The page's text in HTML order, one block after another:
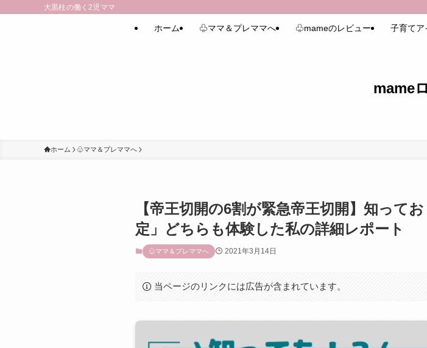
大黒柱の働く2児ママ
mame
ホーム ♧ママ＆プレママへ ♧mameのレビュー 子育てア
ホーム ♧ママ＆プレママへ
【帝王切開の6割が緊急帝王切開】知って
定」どちらも体験した私の詳細レポート
♧ママ＆プレママへ 2021年3月14日
当ページのリンクには広告が含まれています。